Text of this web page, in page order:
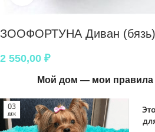
ЗООФОРТУНА Диван
2 550,00 ₽
Мой дом — мои